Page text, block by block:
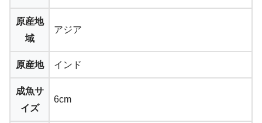
原産地
域
アジア
原産地 インド
成魚サ
イズ
6cm